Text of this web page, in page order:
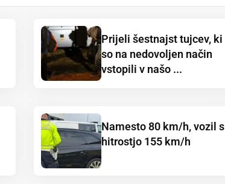
Prijeli šestnajst tujcev, ki
so na nedovoljen način
vstopili v našo ...
Namesto 80 km/h, vozil s
hitrostjo 155 km/h